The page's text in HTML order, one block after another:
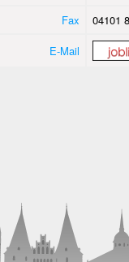
Fax
04101
E-Mail